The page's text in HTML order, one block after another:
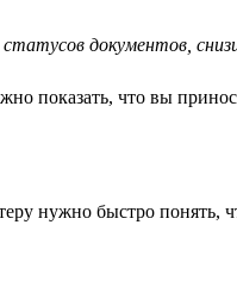
документов,
показать, что вы
нужно быстро понять,